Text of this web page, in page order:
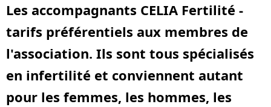
Les accompagnants CELIA Fertilité -
tarifs préférentiels aux membres de
l'association. Ils sont tous spécialisés
en infertilité et conviennent autant
pour les femmes, les hommes, les